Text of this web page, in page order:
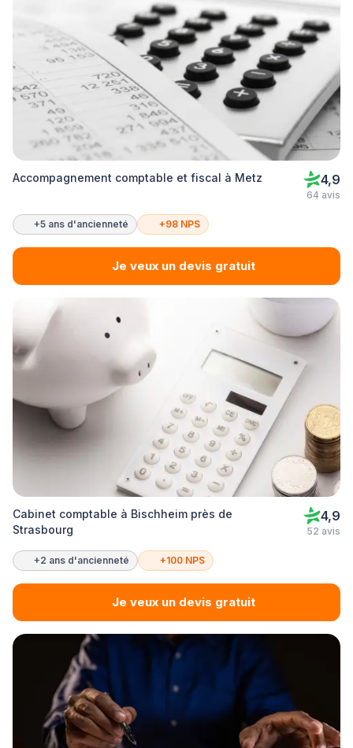
Accompagnement comptable et fiscal à Metz 4,9
64 avis
+5 ans d'ancienneté +98 NPS
Je veux un devis gratuit
Cabinet comptable à Bischheim près de
Strasbourg
4,9
52 avis
+2 ans d'ancienneté +100 NPS
Je veux un devis gratuit